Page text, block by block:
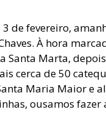
de fevereiro,
À hora
Santa Marta,
cerca de 50
Maria Maior e
ousamos fazer